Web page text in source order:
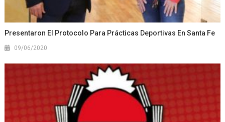
Presentaron El Protocolo Para Prácticas Deportivas En Santa Fe
09/06/2020